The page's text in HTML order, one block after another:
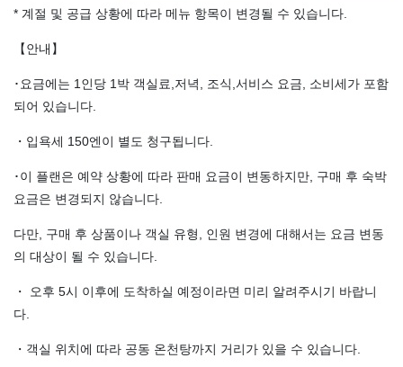
* 계절 및 공급 상황에 따라 메뉴 항목이 변경될 수 있습니다.
【안내】
･요금에는 1인당 1박 객실료,저녁, 조식,서비스 요금, 소비세가 포함
되어 있습니다.
・입욕세 150엔이 별도 청구됩니다.
･이 플랜은 예약 상황에 따라 판매 요금이 변동하지만, 구매 후 숙박
요금은 변경되지 않습니다.
다만, 구매 후 상품이나 객실 유형, 인원 변경에 대해서는 요금 변동
의 대상이 될 수 있습니다.
・ 오후 5시 이후에 도착하실 예정이라면 미리 알려주시기 바랍니
다.
・객실 위치에 따라 공동 온천탕까지 거리가 있을 수 있습니다.